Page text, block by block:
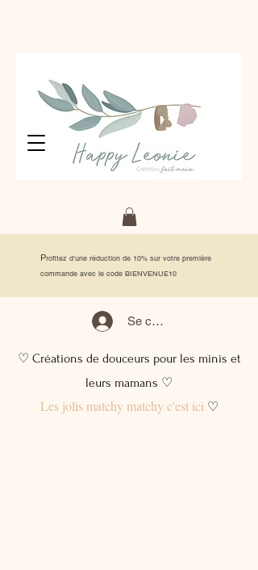
Profitez d'une réduction de 10% sur votre première
commande avec le code BIENVENUE10
Se connecter
♡ Créations de douceurs pour les minis et
leurs mamans ♡
Les jolis matchy matchy c'est ici♡